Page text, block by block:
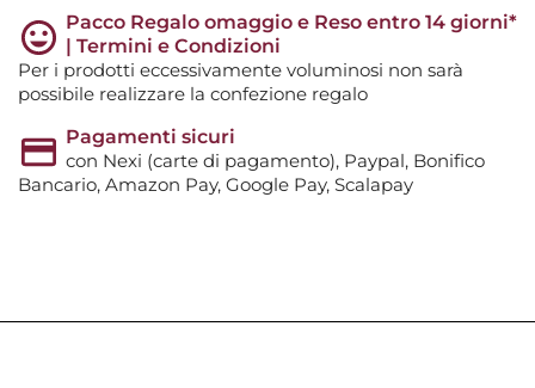
Pacco Regalo omaggio e Reso entro 14 giorni*
| Termini e Condizioni
Per i prodotti eccessivamente voluminosi non sarà
possibile realizzare la confezione regalo
Pagamenti sicuri
con Nexi (carte di pagamento), Paypal, Bonifico
Bancario, Amazon Pay, Google Pay, Scalapay